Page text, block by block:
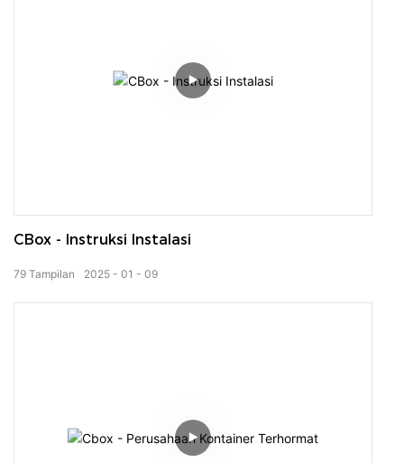
CBox - Instruksi Instalasi
2025 01 09
79 Tampilan